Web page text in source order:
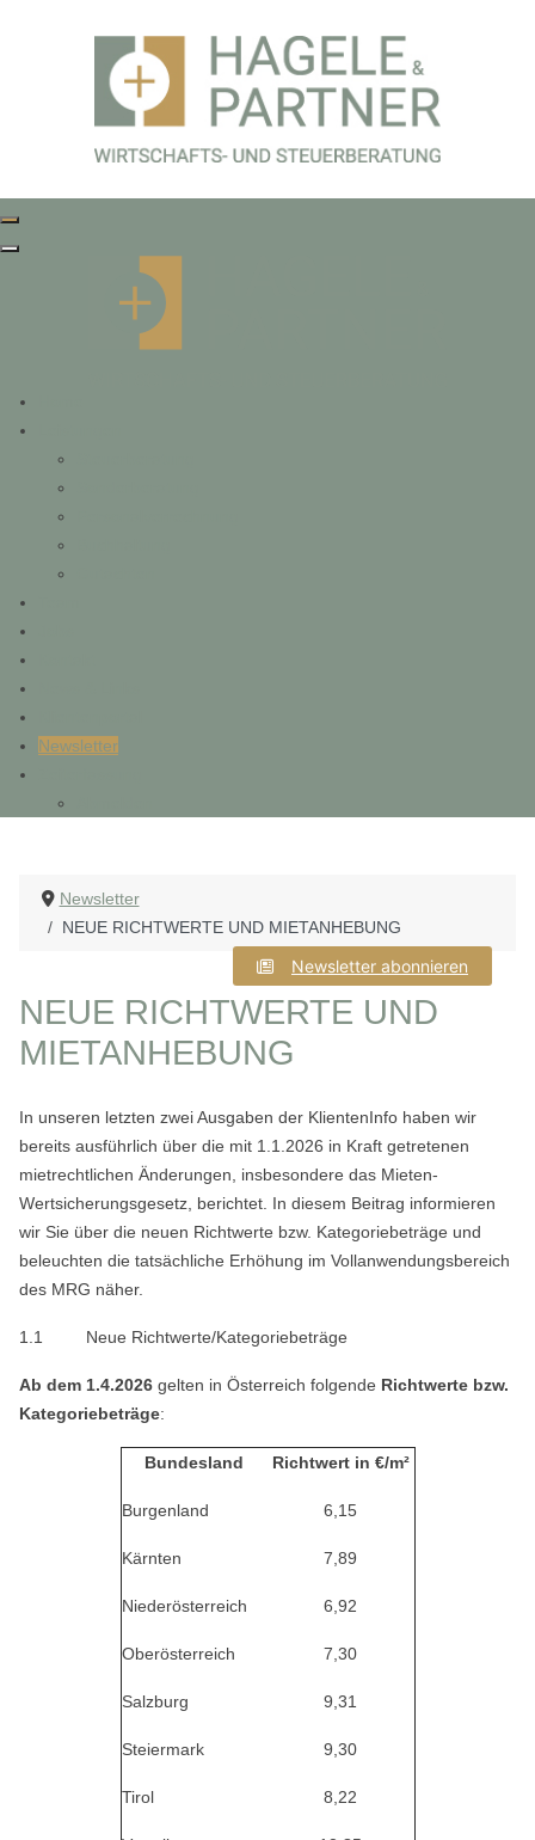
Newsletter
Newsletter
NEUE RICHTWERTE UND MIETANHEBUNG
Newsletter abonnieren
NEUE RICHTWERTE UND
MIETANHEBUNG
In unseren letzten zwei Ausgaben der KlientenInfo haben wir
bereits ausführlich über die mit 1.1.2026 in Kraft getretenen
mietrechtlichen Änderungen, insbesondere das Mieten-
Wertsicherungsgesetz, berichtet. In diesem Beitrag informieren
wir Sie über die neuen Richtwerte bzw. Kategoriebeträge und
beleuchten die tatsächliche Erhöhung im Vollanwendungsbereich
des MRG näher.
1.1 Neue Richtwerte/Kategoriebeträge
Ab dem 1.4.2026 gelten in Österreich folgende Richtwerte bzw.
Kategoriebeträge:
Bundesland Richtwert in €/m²
Burgenland 6,15
Kärnten 7,89
Niederösterreich 6,92
Oberösterreich 7,30
Salzburg 9,31
Steiermark 9,30
Tirol 8,22